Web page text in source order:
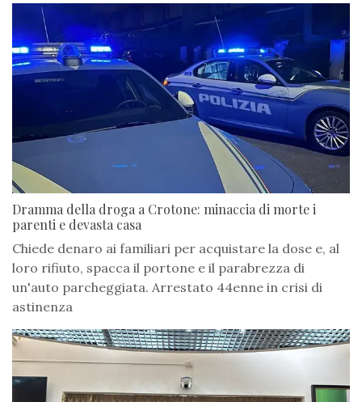
Dramma della droga a Crotone: minaccia di morte i
parenti e devasta casa
Chiede denaro ai familiari per acquistare la dose e, al
loro rifiuto, spacca il portone e il parabrezza di
un'auto parcheggiata. Arrestato 44enne in crisi di
astinenza